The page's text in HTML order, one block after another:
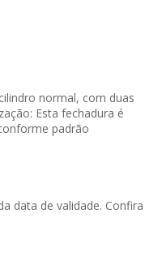
normal, com duas
Esta fechadura é
padrão
data de validade. Confira